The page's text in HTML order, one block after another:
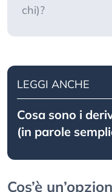
chi)?
LEGGI ANCHE
Cosa sono i
(in parole
Cos’è